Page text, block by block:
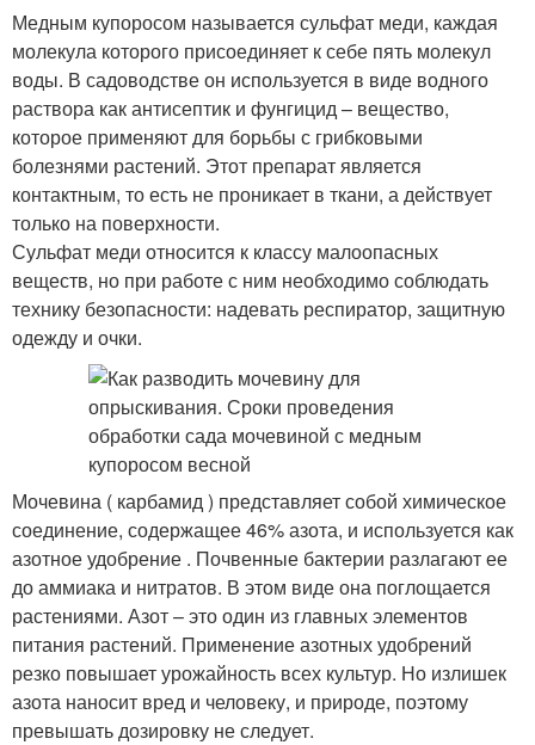
Медным купоросом называется сульфат меди, каждая
молекула которого присоединяет к себе пять молекул
воды. В садоводстве он используется в виде водного
раствора как антисептик и фунгицид – вещество,
которое применяют для борьбы с грибковыми
болезнями растений. Этот препарат является
контактным, то есть не проникает в ткани, а действует
только на поверхности.
Сульфат меди относится к классу малоопасных
веществ, но при работе с ним необходимо соблюдать
технику безопасности: надевать респиратор, защитную
одежду и очки.
Мочевина ( карбамид ) представляет собой химическое
соединение, содержащее 46% азота, и используется как
азотное удобрение . Почвенные бактерии разлагают ее
до аммиака и нитратов. В этом виде она поглощается
растениями. Азот – это один из главных элементов
питания растений. Применение азотных удобрений
резко повышает урожайность всех культур. Но излишек
азота наносит вред и человеку, и природе, поэтому
превышать дозировку не следует.